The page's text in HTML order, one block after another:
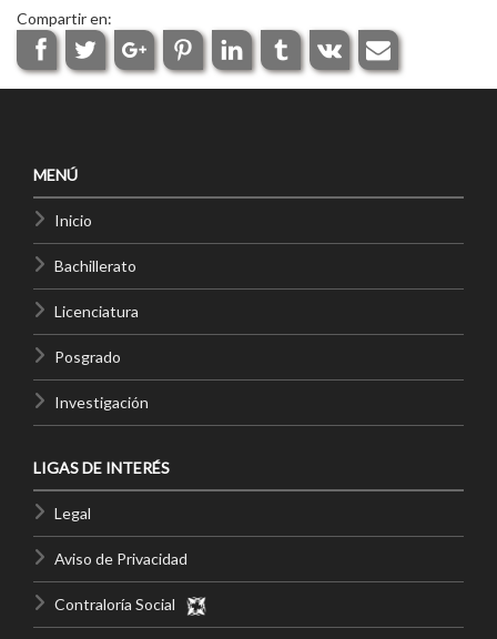
Compartir en:
MENÚ
Inicio
Bachillerato
Licenciatura
Posgrado
Investigación
LIGAS DE INTERÉS
Legal
Aviso de Privacidad
Contraloría Social